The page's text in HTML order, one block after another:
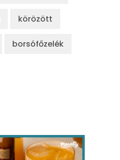
körözött
borsófőzelék